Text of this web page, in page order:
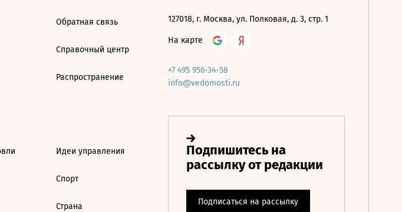
Обратная связь
Справочный центр
Распространение
Идеи управления
Спорт
Страна
127018, г. Москва, ул. Полковая, д. 3, стр. 1
На карте
+7 495 956-34-58
info@vedomosti.ru